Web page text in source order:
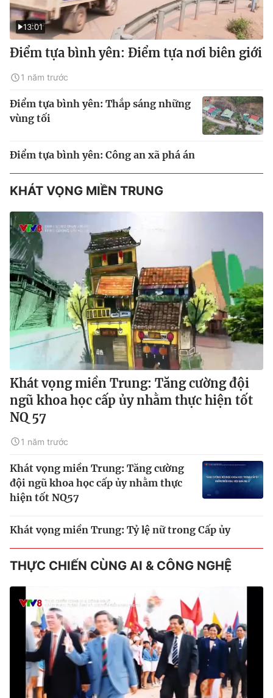
13:01
Điểm tựa bình yên: Điểm tựa nơi biên giới
1 năm trước
Điểm tựa bình yên: Thắp sáng những
vùng tối
Điểm tựa bình yên: Công an xã phá án
KHÁT VỌNG MIỀN TRUNG
Khát vọng miền Trung: Tăng cường đội
ngũ khoa học cấp ủy nhằm thực hiện tốt
NQ 57
1 năm trước
Khát vọng miền Trung: Tăng cường
đội ngũ khoa học cấp ủy nhằm thực
hiện tốt NQ57
Khát vọng miền Trung: Tỷ lệ nữ trong Cấp ủy
THỰC CHIẾN CÙNG AI & CÔNG NGHỆ